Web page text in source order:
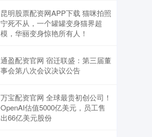
昆明股票配资网APP下载 猫咪拍照
宁死不从，一个罐罐变身猫界超
模，华丽变身惊艳所有人！
通盈配资官网 宿迁联盛：第三届董
事会第八次会议决议公告
万宝配资官网 全球最贵初创公司！
OpenAI估值5000亿美元，员工售
出66亿美元股份